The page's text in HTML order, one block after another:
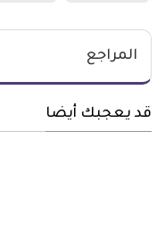
المراجع
قد يعجبك أيضا